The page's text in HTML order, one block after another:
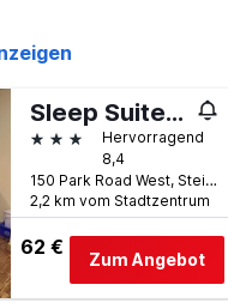
Sleep Suite Motel
3 SterneHervorragend
8,4
150 Park Road West, Steinbach, MB, Kanada
2,2 km vom Stadtzentrum
62 €
Zum Angebot